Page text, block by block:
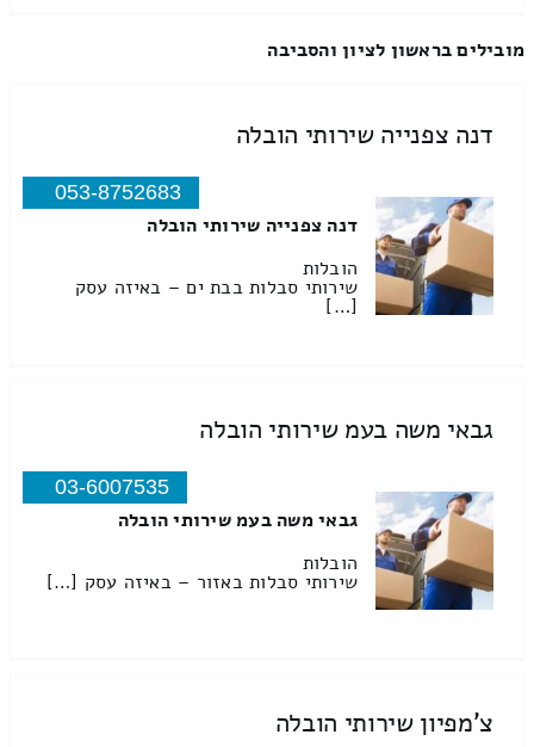
מובילים בראשון לציון והסביבה
דנה צפנייה שירותי הובלה
053-8752683
דנה צפנייה שירותי הובלה
הובלות
שירותי סבלות בבת ים – באיזה עסק
[…]
גבאי משה בעמ שירותי הובלה
03-6007535
גבאי משה בעמ שירותי הובלה
הובלות
שירותי סבלות באזור – באיזה עסק […]
צ'מפיון שירותי הובלה